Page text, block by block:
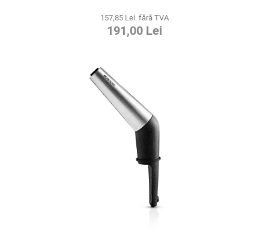
157,85 Lei fără TVA
191,00 Lei